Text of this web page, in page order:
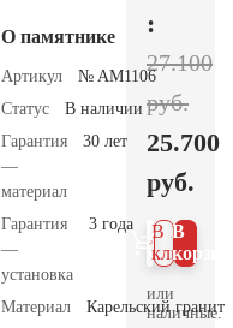
О памятнике
Артикул
№ AM1106
Статус
В наличии
Гарантия
—
материал
30 лет
Гарантия
—
установка
3 года
Материал
Карельский гранит
:
27.100
руб.
25.700
руб.
В
В 1
клик
или
наличные.